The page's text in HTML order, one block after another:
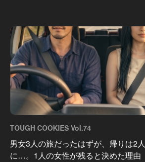
TOUGH COOKIES Vol.74
男女3人の旅だったはずが、帰りは2人
に…。1人の女性が残ると決めた理由